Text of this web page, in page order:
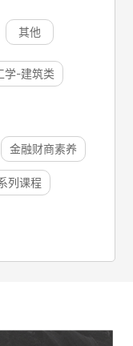
其他
学-建筑类
金融财商素养
列课程